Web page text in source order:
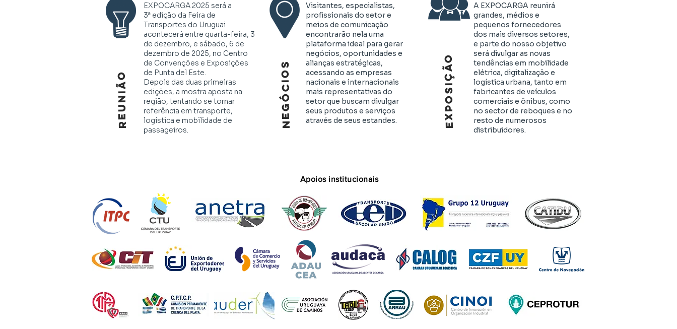
EXPOCARGA 2025 será a
3ª edição da Feira de
Transportes do Uruguai
acontecerá entre quarta-feira, 3
de dezembro, e sábado, 6 de
dezembro de 2025, no Centro
de Convenções e Exposições
de Punta del Este.
Depois das duas primeiras
edições, a mostra aposta na
região, tentando se tornar
referência em transporte,
logística e mobilidade de
passageiros.
REUNIÃO
Visitantes, especialistas,
profissionais do setor e
meios de comunicação
encontrarão nela uma
plataforma ideal para gerar
negócios, oportunidades e
alianças estratégicas,
acessando as empresas
nacionais e internacionais
mais representativas do
setor que buscam divulgar
seus produtos e serviços
através de seus estandes.
NEGÓCIOS
A EXPOCARGA reunirá
grandes, médios e
pequenos fornecedores
dos mais diversos setores,
e parte do nosso objetivo
será divulgar as novas
tendências em mobilidade
elétrica, digitalização e
logística urbana, tanto em
fabricantes de veículos
comerciais e ônibus, como
no sector de reboques e no
resto de numerosos
distribuidores.
EXPOSIÇÃO
Apoios institucionais